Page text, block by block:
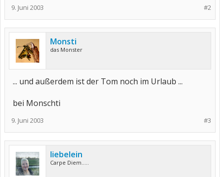
#2
9. Juni 2003
Monsti
das Monster
... und außerdem ist der Tom noch im Urlaub ...
bei Monschti
#3
9. Juni 2003
liebelein
Carpe Diem.....